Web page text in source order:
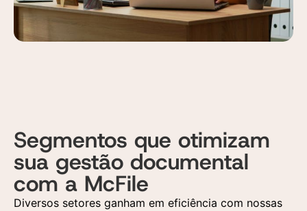
Segmentos que otimizam
sua gestão documental
com a McFile
Diversos setores ganham em eficiência com nossas